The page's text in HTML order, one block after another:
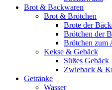
Brot & Backwaren
Brot & Brötchen
Brote der
Brötchen der
Brötchen zum
Kekse & Gebäck
Süßes Gebäck
Zwieback &
Getränke
Wasser